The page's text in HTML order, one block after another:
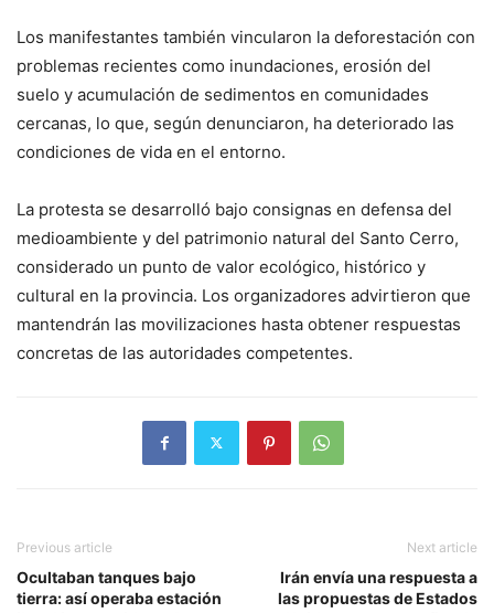
Los manifestantes también vincularon la deforestación con
problemas recientes como inundaciones, erosión del
suelo y acumulación de sedimentos en comunidades
cercanas, lo que, según denunciaron, ha deteriorado las
condiciones de vida en el entorno.
La protesta se desarrolló bajo consignas en defensa del
medioambiente y del patrimonio natural del Santo Cerro,
considerado un punto de valor ecológico, histórico y
cultural en la provincia. Los organizadores advirtieron que
mantendrán las movilizaciones hasta obtener respuestas
concretas de las autoridades competentes.
Previous article
Ocultaban tanques bajo
tierra: así operaba estación
Next article
Irán envía una respuesta a
las propuestas de Estados